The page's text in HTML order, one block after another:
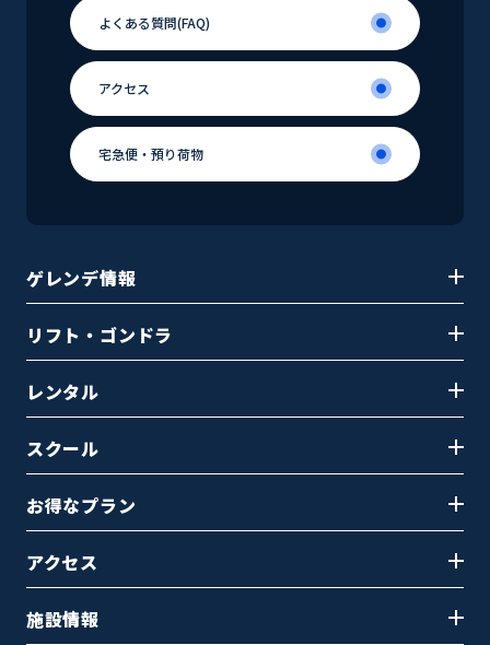
よくある質問(FAQ)
よくある
アクセス
アクセス
宅急便・ 預り荷物
ゲレンデ情報
リフト・ゴンドラ
レンタル
スクール
お得なプラン
アクセス
施設情報